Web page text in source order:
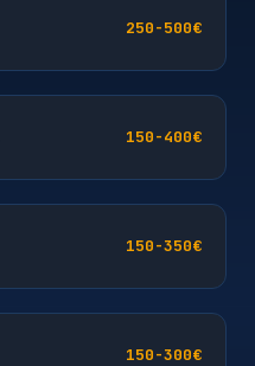
250-500€
150-400€
150-350€
150-300€